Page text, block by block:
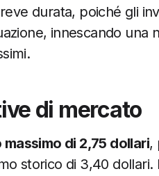
durata, poiché gli
innescando una
di mercato
di 2,75 dollari,
storico di 3,40 dollari.